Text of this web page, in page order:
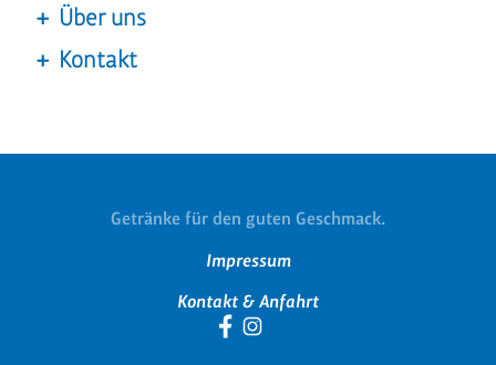
Über uns
Kontakt
Getränke für den guten Geschmack.
Navigation
Impressum
Kontakt & Anfahrt